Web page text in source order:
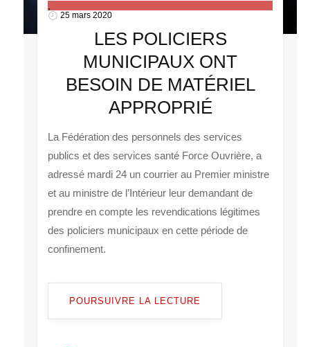
25 mars 2020
LES POLICIERS
MUNICIPAUX ONT
BESOIN DE MATÉRIEL
APPROPRIÉ
La Fédération des personnels des services
publics et des services santé Force Ouvrière, a
adressé mardi 24 un courrier au Premier ministre
et au ministre de l’Intérieur leur demandant de
prendre en compte les revendications légitimes
des policiers municipaux en cette période de
confinement.
POURSUIVRE LA LECTURE